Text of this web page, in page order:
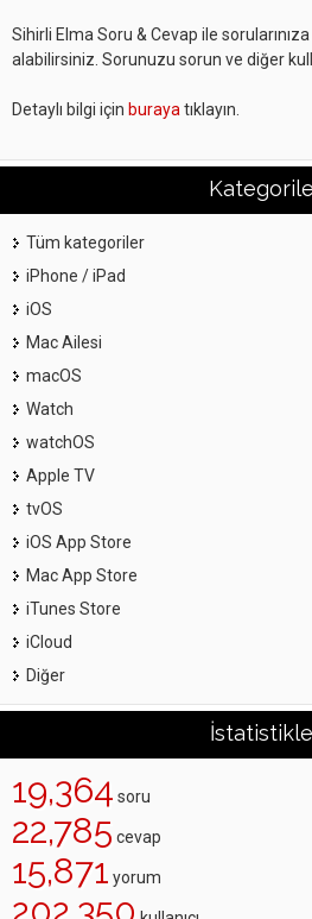
Sihirli Elma Soru & Cevap ile
alabilirsiniz. Sorunuzu sorun ve diğer
Detaylı bilgi için buraya tıklayın.
Tüm kategoriler
iPhone / iPad
iOS
Mac Ailesi
macOS
Watch
watchOS
Apple TV
tvOS
iOS App Store
Mac App Store
iTunes Store
iCloud
Diğer
19,364 soru
22,785 cevap
15,871 yorum